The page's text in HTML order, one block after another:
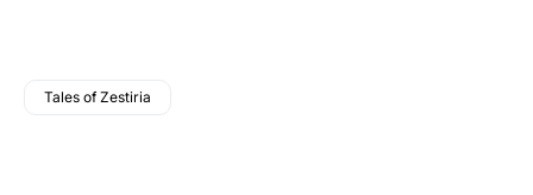
Tales of Zestiria